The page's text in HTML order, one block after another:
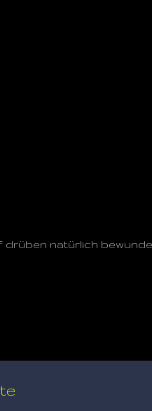
natürlich